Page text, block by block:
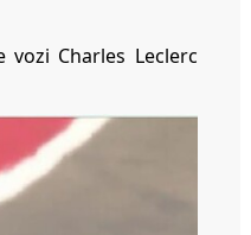
Charles Leclerc